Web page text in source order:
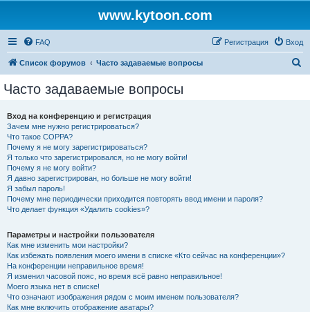
www.kytoon.com
FAQ Вход
Регистрация
Список форумов Часто задаваемые вопросы
Часто задаваемые вопросы
Вход на конференцию и регистрация
Зачем мне нужно регистрироваться?
Что такое COPPA?
Почему я не могу зарегистрироваться?
Я только что зарегистрировался, но не могу войти!
Почему я не могу войти?
Я давно зарегистрирован, но больше не могу войти!
Я забыл пароль!
Почему мне периодически приходится повторять ввод имени и пароля?
Что делает функция «Удалить cookies»?
Параметры и настройки пользователя
Как мне изменить мои настройки?
Как избежать появления моего имени в списке «Кто сейчас на конференции»?
На конференции неправильное время!
Я изменил часовой пояс, но время всё равно неправильное!
Моего языка нет в списке!
Что означают изображения рядом с моим именем пользователя?
Как мне включить отображение аватары?